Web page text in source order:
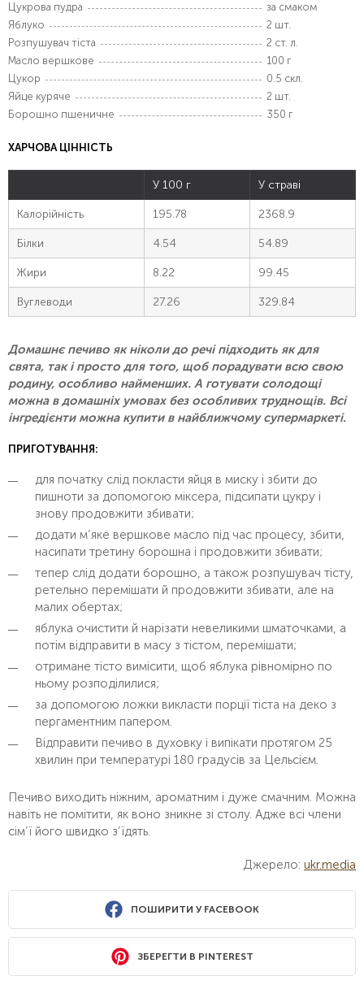
Цукрова пудра
за смаком
Яблуко
2 шт.
Розпушувач тіста
2 ст. л.
Масло вершкове
100 г
Цукор
0.5 скл.
Яйце куряче
2 шт.
Борошно пшеничне
350 г
ХАРЧОВА ЦІННІСТЬ
У 100 г У страві
Калорійність 195.78 2368.9
Білки 4.54 54.89
Жири 8.22 99.45
Вуглеводи 27.26 329.84
Домашнє печиво як ніколи до речі підходить як для
свята, так і просто для того, щоб порадувати всю свою
родину, особливо найменших. А готувати солодощі
можна в домашніх умовах без особливих труднощів. Всі
інгредієнти можна купити в найближчому супермаркеті.
ПРИГОТУВАННЯ:
для початку слід покласти яйця в миску і збити до
пишноти за допомогою міксера, підсипати цукру і
знову продовжити збивати;
додати м’яке вершкове масло під час процесу, збити,
насипати третину борошна і продовжити збивати;
тепер слід додати борошно, а також розпушувач тісту,
ретельно перемішати й продовжити збивати, але на
малих обертах;
яблука очистити й нарізати невеликими шматочками, а
потім відправити в масу з тістом, перемішати;
отримане тісто вимісити, щоб яблука рівномірно по
ньому розподілилися;
за допомогою ложки викласти порції тіста на деко з
пергаментним папером.
Відправити печиво в духовку і випікати протягом 25
хвилин при температурі 180 градусів за Цельсієм.
Печиво виходить ніжним, ароматним і дуже смачним. Можна
навіть не помітити, як воно зникне зі столу. Адже всі члени
сім’ї його швидко з’їдять.
Джерело: ukr.media
ПОШИРИТИ У FACEBOOK
ЗБЕРЕГТИ В PINTEREST